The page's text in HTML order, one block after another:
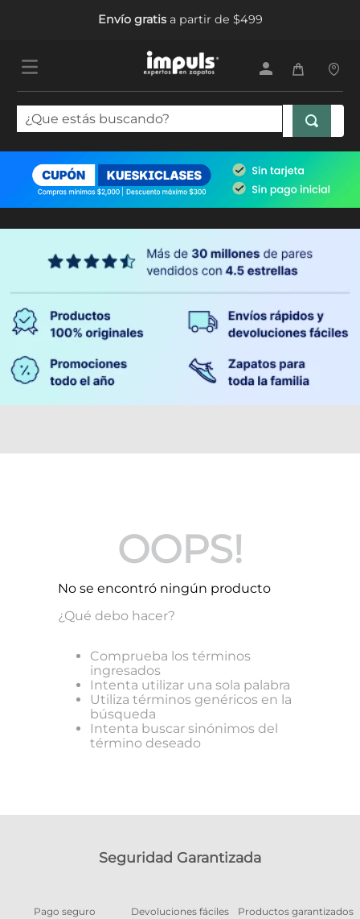
Envío gratisa partir de $499
¿Que estás buscando?
OOPS!
No se encontró ningún producto
¿Qué debo hacer?
Comprueba los términos
ingresados
Intenta utilizar una sola palabra
Utiliza términos genéricos en la
búsqueda
Intenta buscar sinónimos del
término deseado
Seguridad Garantizada
Pago seguro Devoluciones fáciles Productos garantizados
TÉRMINOS MÁS BUSCADOS
.
tenis mujer
botas mujer
5. tenis